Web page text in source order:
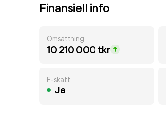
Finansiell info
Omsättning
10 210 000 tkr
F-skatt
Ja